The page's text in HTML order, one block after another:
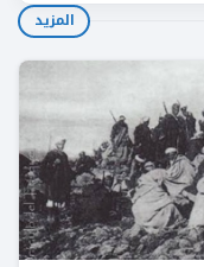
المزيد